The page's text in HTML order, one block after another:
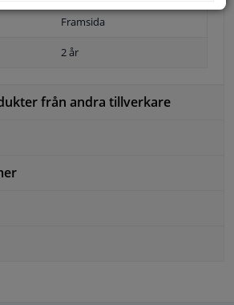
Framsida
2 år
från andra tillverkare